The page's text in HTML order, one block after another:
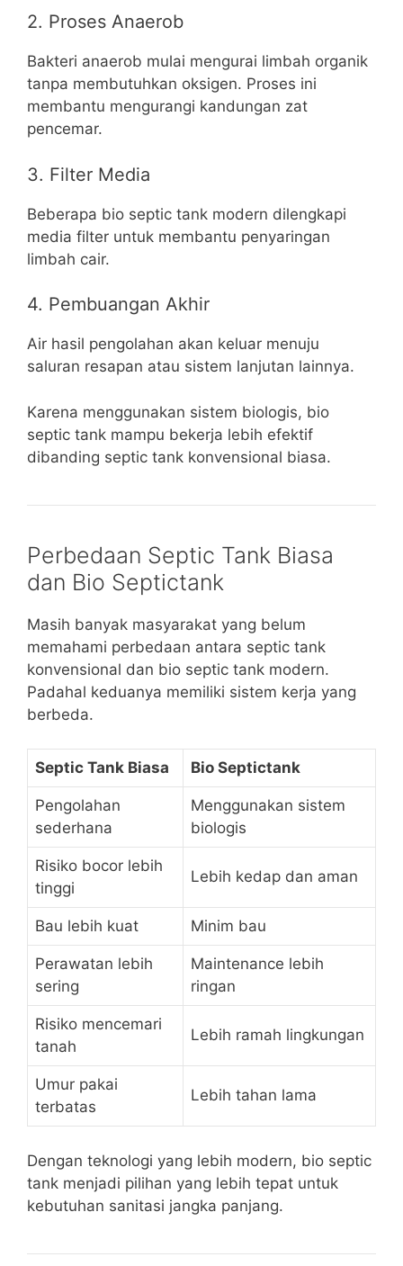
2. Proses Anaerob
Bakteri anaerob mulai mengurai limbah organik
tanpa membutuhkan oksigen. Proses ini
membantu mengurangi kandungan zat
pencemar.
3. Filter Media
Beberapa bio septic tank modern dilengkapi
media filter untuk membantu penyaringan
limbah cair.
4. Pembuangan Akhir
Air hasil pengolahan akan keluar menuju
saluran resapan atau sistem lanjutan lainnya.
Karena menggunakan sistem biologis, bio
septic tank mampu bekerja lebih efektif
dibanding septic tank konvensional biasa.
Perbedaan Septic Tank Biasa
dan Bio Septictank
Masih banyak masyarakat yang belum
memahami perbedaan antara septic tank
konvensional dan bio septic tank modern.
Padahal keduanya memiliki sistem kerja yang
berbeda.
Septic Tank Biasa Bio Septictank
Pengolahan
sederhana
Menggunakan sistem
biologis
Risiko bocor lebih
tinggi
Lebih kedap dan aman
Bau lebih kuat Minim bau
Perawatan lebih
sering
Maintenance lebih
ringan
Risiko mencemari
tanah
Lebih ramah lingkungan
Umur pakai
terbatas
Lebih tahan lama
Dengan teknologi yang lebih modern, bio septic
tank menjadi pilihan yang lebih tepat untuk
kebutuhan sanitasi jangka panjang.